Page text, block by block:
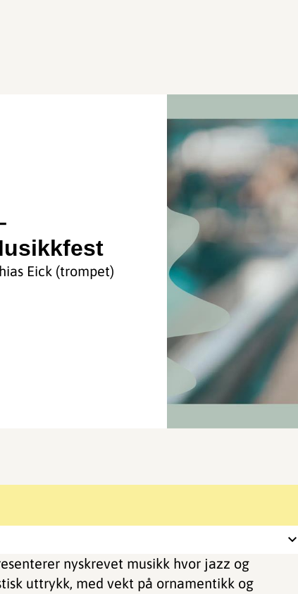
Eick (trompet)
nyskrevet musikk hvor jazz og
uttrykk, med vekt på ornamentikk og